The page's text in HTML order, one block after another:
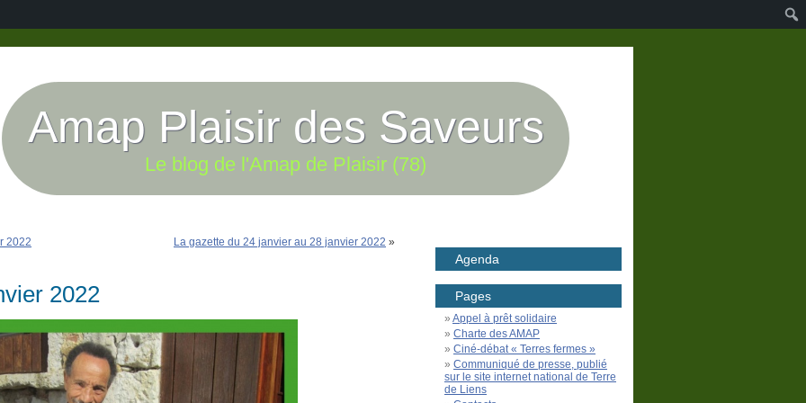
Amap Plaisir des Saveurs
Le blog de l'Amap de Plaisir (78)
2022 La gazette du 24 janvier au 28 janvier 2022 »
2022
Agenda
Pages
Appel à prêt solidaire
Charte des AMAP
Ciné-débat « Terres fermes »
Communiqué de presse, publié
sur le site internet national de Terre
de Liens